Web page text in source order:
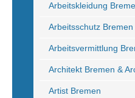
Arbeitskleidung
Arbeitsschutz
Arbeitsvermittlung
Architekt Bremen &
Artist Bremen